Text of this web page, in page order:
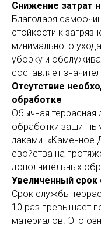
Снижение затрат
Благодаря
стойкости к
минимального
уборку и
составляет
Отсутствие
обработке
Обычная террасная
обработки
лаками. «Каменное
свойства на
дополнительных
Увеличенный
Срок службы
10 раз превышает
материалов. Это